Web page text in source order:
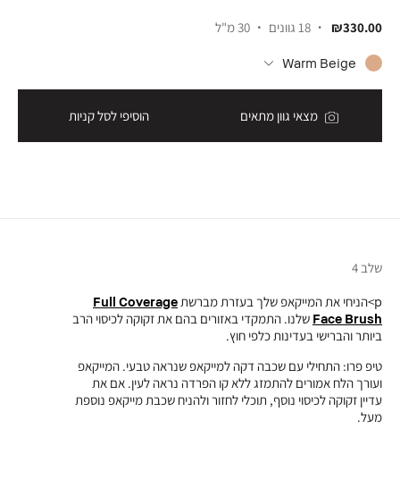
₪330.00 18 גוונים 30 מ"ל
Warm Beige
מצאי גוון מתאים הוסיפי לסל קניות
שלב 4
p>הניחי את המייקאפ שלך בעזרת מברשת
Full Coverage
Face Brush שלנו. התמקדי באזורים בהם את זקוקה לכיסוי הרב
ביותר והברישי בעדינות כלפי חוץ.
טיפ פרו: התחילי עם שכבה דקה למייקאפ שנראה טבעי. המייקאפ
ועורך הלח אמורים להתמזג ללא קו הפרדה נראה לעין. אם את
עדיין זקוקה לכיסוי נוסף, תוכלי לחזור ולהניח שכבת מייקאפ נוספת
מעל.